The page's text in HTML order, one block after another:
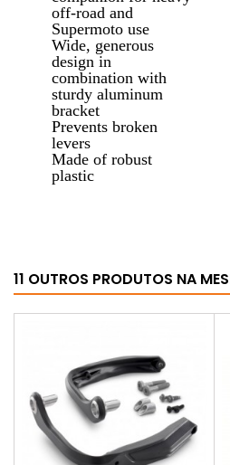
off-road and
Supermoto use
Wide, generous
design in
combination with
sturdy aluminum
bracket
Prevents broken
levers
Made of robust
plastic
11 OUTROS PRODUTOS NA